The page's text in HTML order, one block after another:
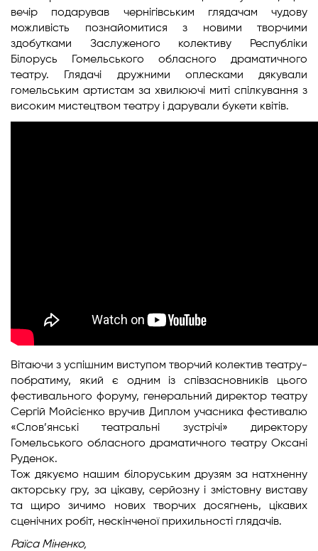
вечір подарував чернігівським глядачам чудову
можливість познайомитися з новими творчими
здобутками Заслуженого колективу Республіки
Білорусь Гомельського обласного драматичного
театру. Глядачі дружними оплесками дякували
гомельським артистам за хвилюючі миті спілкування з
високим мистецтвом театру і дарували букети квітів.
Вітаючи з успішним виступом творчий колектив театру-
побратиму, який є одним із співзасновників цього
фестивального форуму, генеральний директор театру
Сергій Мойсієнко вручив Диплом учасника фестивалю
«Слов’янські театральні зустрічі» директору
Гомельського обласного драматичного театру Оксані
Руденок.
Тож дякуємо нашим білоруським друзям за натхненну
акторську гру, за цікаву, серйозну і змістовну виставу
та щиро зичимо нових творчих досягнень, цікавих
сценічних робіт, нескінченої прихильності глядачів.
Раїса Міненко,